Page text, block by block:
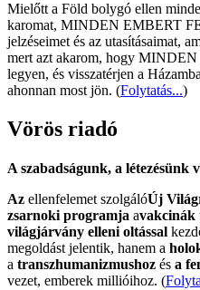
Mielőtt a Föld bolygó ellen
karomat, MINDEN EMBERT
jelzéseimet és az utasításaimat,
mert azt akarom, hogy
legyen, és visszatérjen a
ahonnan most jön. (Folytatás...)
Vörös riadó
A szabadságunk, a létezésünk
Az ellenfelemet szolgálóÚj
zsarnoki programja avakcinák
világjárvány elleni oltással
megoldást jelentik, hanem a
a transzhumanizmushoz és a
vezet, emberek millióihoz. (